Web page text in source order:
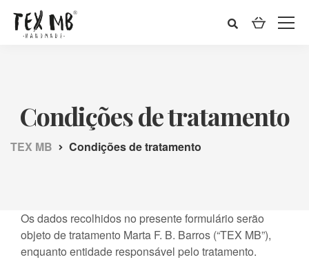
Condições de tratamento
TEX MB Condições de tratamento
Os dados recolhidos no presente formulário serão
objeto de tratamento Marta F. B. Barros (“TEX MB”),
enquanto entidade responsável pelo tratamento.